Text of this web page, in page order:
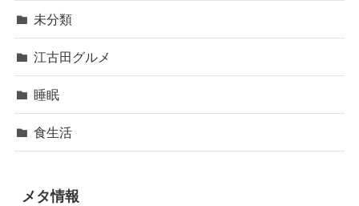
未分類
江古田グルメ
睡眠
食生活
メタ情報